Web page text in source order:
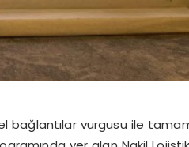
bağlantılar vurgusu ile